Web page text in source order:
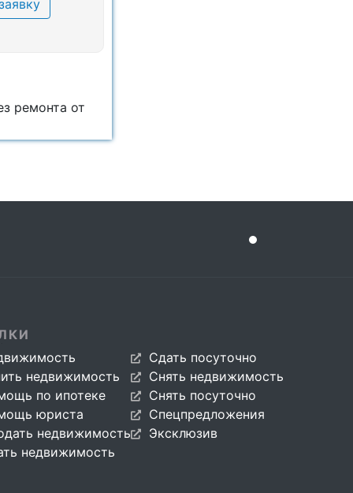
ремонта от
недвижимость
по ипотеке
юриста
недвижимость
недвижимость
Сдать посуточно
Снять недвижимость
Снять посуточно
Спецпредложения
Эксклюзив